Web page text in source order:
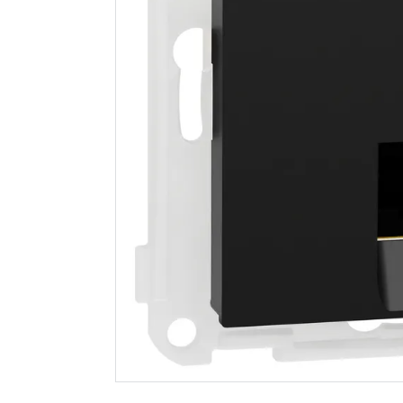
Enkel stikkontakt,
rs/plus, innfelt
hurtigklemmer sort